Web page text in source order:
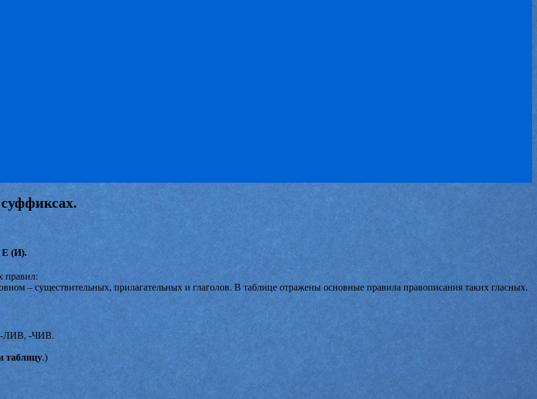
Е (И).
правил:
– существительных, прилагательных и глаголов. В таблице отражены основные правила правописания таких гласных.
-ЛИВ, -ЧИВ.
таблицу.)